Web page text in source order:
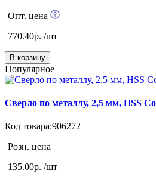
Опт. цена
770.40р. /шт
В корзину
Популярное
Сверло по металлу, 2,5 мм, HSS
Код товара:906272
Розн. цена
135.00р. /шт